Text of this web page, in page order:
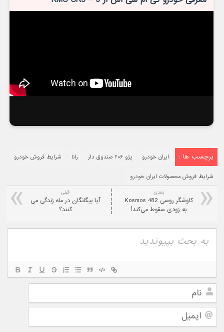
برچسب ها : ایران خودرو پژو ۲۰۶ صندوق دار رانا شرایط فروش خودرو
شرایط فروش محصولات ایران خودرو
قبلی
آیا بیگانگان در ماه زندگی می
کنند؟
بعدی:
کاوشگر روسی Kosmos 482
به زودی سقوط می‌کند!
نام
ایمیل